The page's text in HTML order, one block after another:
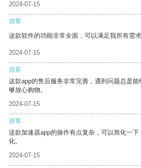
2024-07-15
游客
这款软件的功能非常全面，可以满足我所有需求
2024-07-15
游客
这款app的售后服务非常完善，遇到问题总是
够放心购物。
2024-07-15
游客
这款加速器app的操作有点复杂，可以简化一
化。
2024-07-15